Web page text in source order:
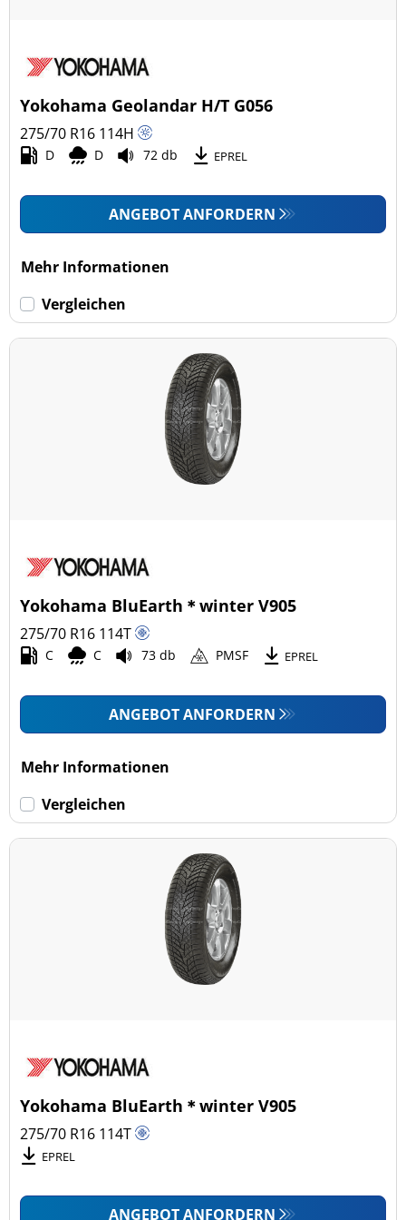
Yokohama Geolandar H/T G056
275/70 R16 114H
D D 72 db EPREL
ANGEBOT ANFORDERN
Mehr Informationen
Vergleichen
Yokohama BluEarth＊winter V905
275/70 R16 114T
C C 73 db PMSF EPREL
ANGEBOT ANFORDERN
Mehr Informationen
Vergleichen
Yokohama BluEarth＊winter V905
275/70 R16 114T
EPREL
ANGEBOT ANFORDERN